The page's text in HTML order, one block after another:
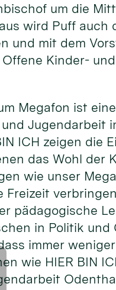
um die
wird Puff auch
und mit dem
Kinder-
Megafon ist
Jugendarbeit
ICH zeigen die
das Wohl der
wie unser
pädagogische
in Politik
immer
wie HIER BIN